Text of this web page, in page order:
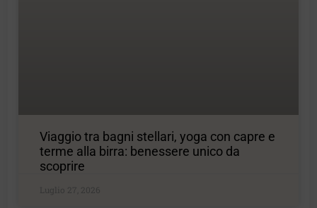
Viaggio tra bagni stellari, yoga con capre e
terme alla birra: benessere unico da
scoprire
Luglio 27, 2026